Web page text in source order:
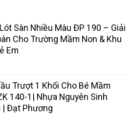
Sàn Nhiều Màu ĐP 190 – Giải
Cho Trường Mầm Non & Khu
Em
Trượt 1 Khối Cho Bé Mầm
140-1| Nhựa Nguyên Sinh
| Đạt Phương